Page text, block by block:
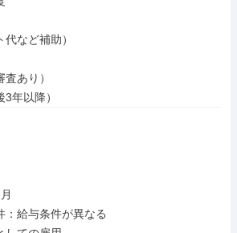
代など補助）
あり）
年以降）
：給与条件が異なる